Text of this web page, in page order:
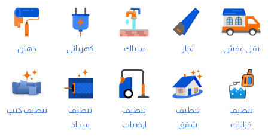
نقل عفش نجار سباك كهربائي دهان
تنظيف
خزانات
تنظيف
شقق
تنظيف
ارضيات
تنظيف
سجاد
تنظيف كنب